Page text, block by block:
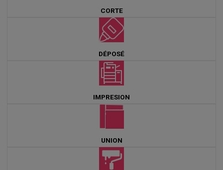
CORTE
DÉPOSÉ
IMPRESION
UNION